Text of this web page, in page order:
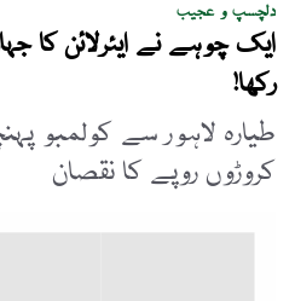
دلچسپ و عجیب
ایک چوہے نے ایئرلائن کا
رکھا!
طیارہ لاہور سے کولمبو
کروڑوں روپے کا نقصان